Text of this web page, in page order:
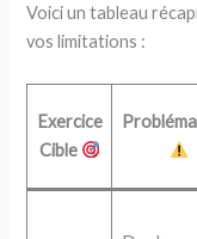
Voici un tableau
vos limitations :
Exercice
Cible